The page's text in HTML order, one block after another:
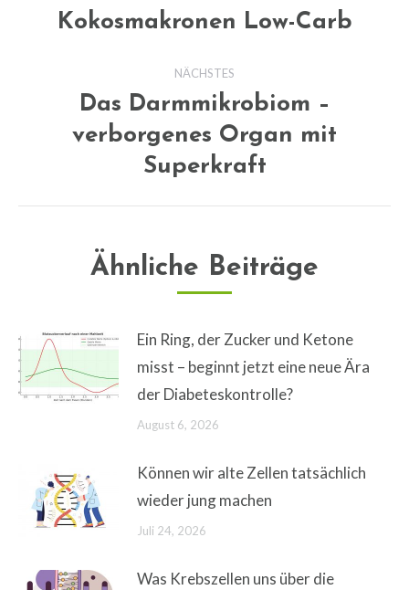
Vorheriger
Kokosmakronen Low-Carb
NÄCHSTES
Nächster
Beitrag:
Das Darmmikrobiom –
verborgenes Organ mit
Superkraft
Ähnliche Beiträge
Ein Ring, der Zucker und Ketone
misst – beginnt jetzt eine neue Ära
der Diabeteskontrolle?
August 6, 2026
Können wir alte Zellen tatsächlich
wieder jung machen
Juli 24, 2026
Was Krebszellen uns über die